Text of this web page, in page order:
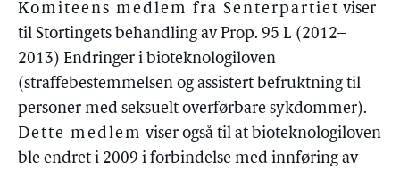
Komiteens medlem fra Senterpartiet viser
til Stortingets behandling av Prop. 95 L (2012–
2013) Endringer i bioteknologiloven
(straffebestemmelsen og assistert befruktning til
personer med seksuelt overførbare sykdommer).
Dette medlem viser også til at bioteknologiloven
ble endret i 2009 i forbindelse med innføring av